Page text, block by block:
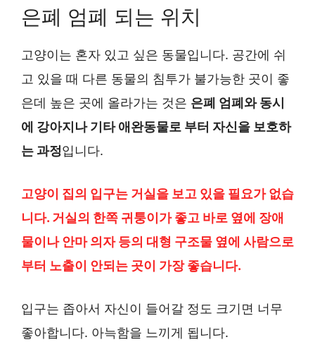
은폐 엄폐 되는 위치
고양이는 혼자 있고 싶은 동물입니다. 공간에 쉬
고 있을 때 다른 동물의 침투가 불가능한 곳이 좋
은데 높은 곳에 올라가는 것은 은폐 엄폐와 동시
에 강아지나 기타 애완동물로 부터 자신을 보호하
는 과정입니다.
고양이 집의 입구는 거실을 보고 있을 필요가 없습
니다. 거실의 한쪽 귀퉁이가 좋고 바로 옆에 장애
물이나 안마 의자 등의 대형 구조물 옆에 사람으로
부터 노출이 안되는 곳이 가장 좋습니다.
입구는 좁아서 자신이 들어갈 정도 크기면 너무
좋아합니다. 아늑함을 느끼게 됩니다.